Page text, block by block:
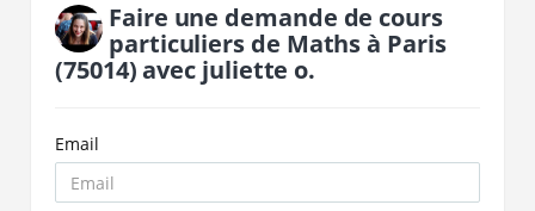
Faire une demande de cours
particuliers de Mathsà Paris
(75014)avec juliette o.
Email